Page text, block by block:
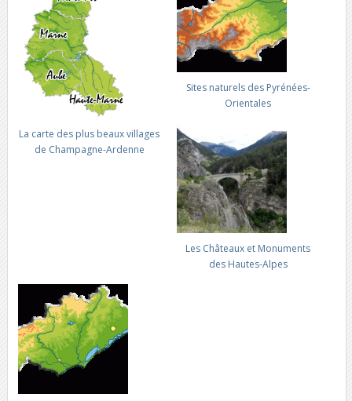
La carte des plus beaux villages
de Champagne-Ardenne
Sites naturels des Pyrénées-
Orientales
Les Châteaux et Monuments
des Hautes-Alpes